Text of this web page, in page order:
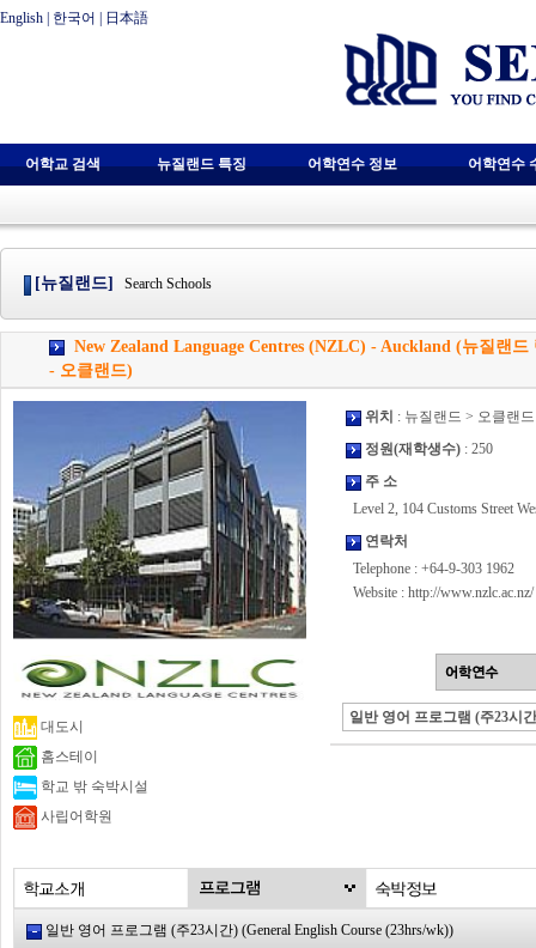
English 한국어 日本語
어학교 검색 뉴질랜드 특징 어학연수 정보 어학연수
[뉴질랜드] Search Schools
New Zealand Language Centres (NZLC) - Auckland (뉴질랜
- 오클랜드)
대도시
홈스테이
학교 밖 숙박시설
사립어학원
위치 : 뉴질랜드 > 오클랜드
정원(재학생수) : 250
주 소
Level 2, 104 Customs Street
연락처
Telephone : +64-9-303 1962
Website : http://www.nzlc.ac.nz/
일반 영어 프로그램 (주23시
일반 영어 프로그램 (주23시간) (General English Course (23hrs/wk))